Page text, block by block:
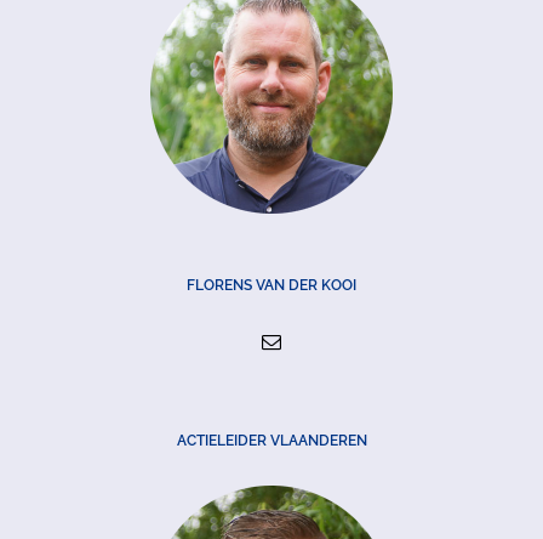
FLORENS VAN DER KOOI
ACTIELEIDER VLAANDEREN